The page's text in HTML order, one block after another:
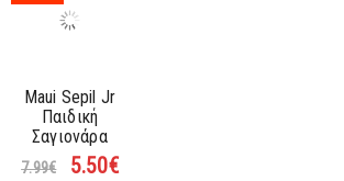
Maui Sepil Jr
Παιδική
Σαγιονάρα
7.99€ 5.50€